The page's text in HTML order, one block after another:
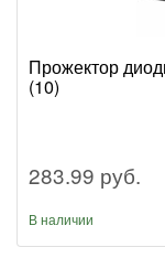
Прожектор
(10)
283.99 руб.
В наличии